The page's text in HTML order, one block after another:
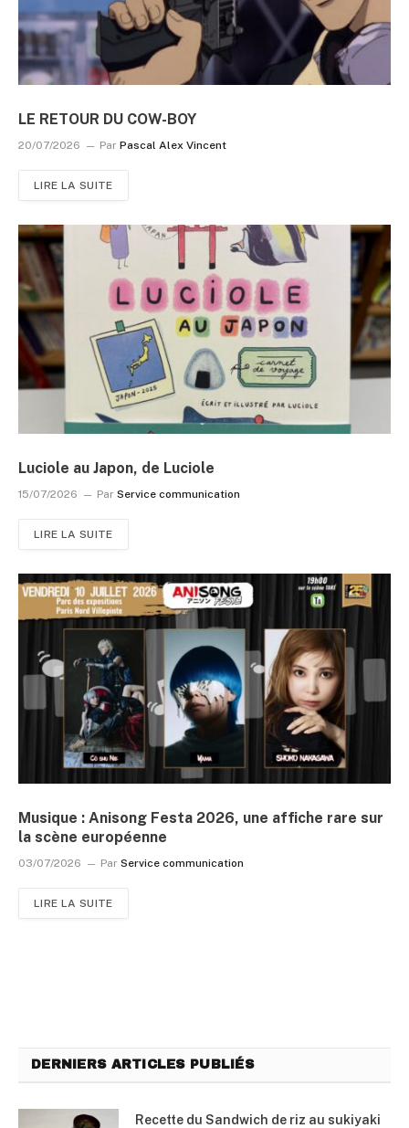
LE RETOUR DU COW-BOY
20/07/2026 Par Pascal Alex Vincent
LIRE LA SUITE
Luciole au Japon, de Luciole
15/07/2026 Par Service communication
LIRE LA SUITE
Musique : Anisong Festa 2026, une affiche rare sur
la scène européenne
03/07/2026 Par Service communication
LIRE LA SUITE
DERNIERS ARTICLES PUBLIÉS
Recette du Sandwich de riz au sukiyaki